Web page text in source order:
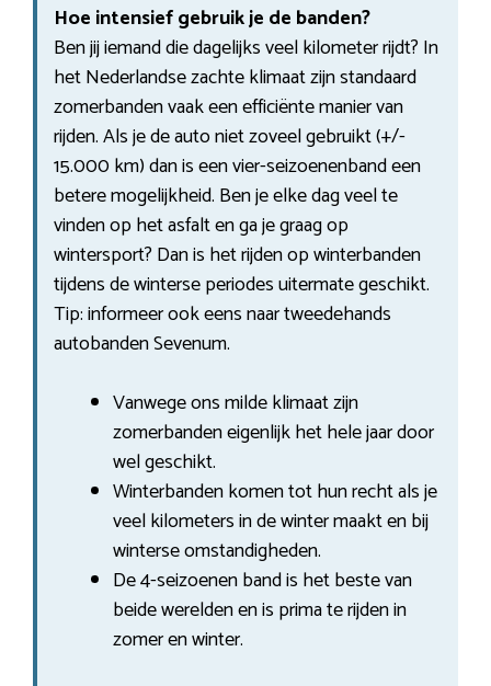
Hoe intensief gebruik je de banden?
Ben jij iemand die dagelijks veel kilometer rijdt? In
het Nederlandse zachte klimaat zijn standaard
zomerbanden vaak een efficiënte manier van
rijden. Als je de auto niet zoveel gebruikt (+/-
15.000 km) dan is een vier-seizoenenband een
betere mogelijkheid. Ben je elke dag veel te
vinden op het asfalt en ga je graag op
wintersport? Dan is het rijden op winterbanden
tijdens de winterse periodes uitermate geschikt.
Tip: informeer ook eens naar tweedehands
autobanden Sevenum.
Vanwege ons milde klimaat zijn
zomerbanden eigenlijk het hele jaar door
wel geschikt.
Winterbanden komen tot hun recht als je
veel kilometers in de winter maakt en bij
winterse omstandigheden.
De 4-seizoenen band is het beste van
beide werelden en is prima te rijden in
zomer en winter.